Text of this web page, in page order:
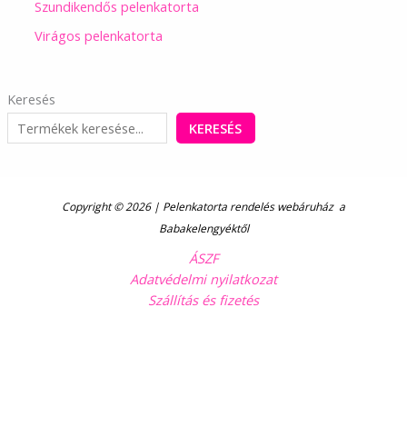
Szundikendős pelenkatorta
Virágos pelenkatorta
Keresés
KERESÉS
Copyright © 2026 | Pelenkatorta rendelés webáruház a
Babakelengyéktől
ÁSZF
Adatvédelmi nyilatkozat
Szállítás és fizetés